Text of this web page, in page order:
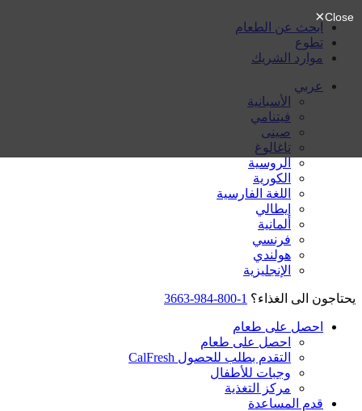
ابحث عن الطعام
تطوع
موارد الشريك
عربي
الأسبانية
فيتنامي
صينى
تاغالوغ
الروسية
الكورية
اللغة الفارسية
إيطالي
ألمانية
فرنسي
هولندي
الإنجليزية
يحتاجون الى الغذاء؟ 1-800-984-3663
احصل على طعام
احصل على طعام
التقدم بطلب للحصول CalFresh
وجبات للأطفال
مركز التغذية
قدم المساعدة